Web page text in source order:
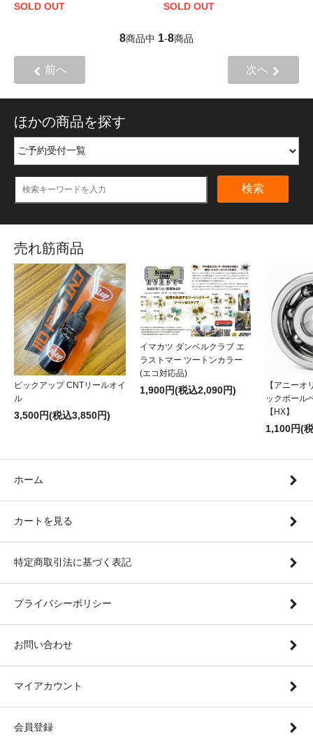
SOLD OUT
SOLD OUT
8商品中 1-8商品
前へ 次へ
ほかの商品を探す
検索
売れ筋商品
ピックアップ CNTリールオイ
ル
3,500円(税込3,850円)
イマカツ ダンベルクラブ エ
ラストマー ツートンカラー
(エコ対応品)
1,900円(税込2,090円)
【アニーオ
ックボール
【HX】
1,100円(
ホーム
カートを見る
特定商取引法に基づく表記
プライバシーポリシー
お問い合わせ
マイアカウント
会員登録